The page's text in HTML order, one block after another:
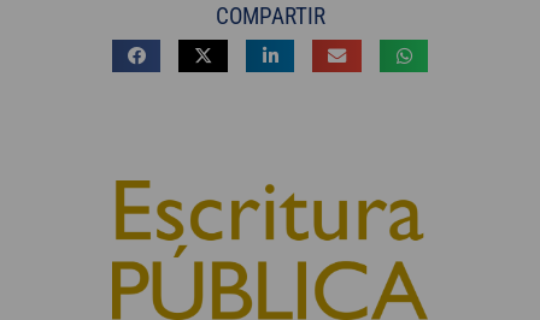
COMPARTIR